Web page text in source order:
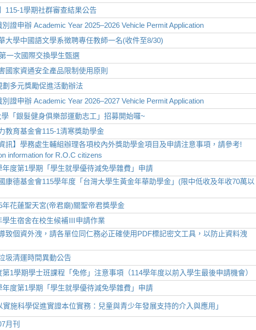
115-1學期社群審查結果公告
證申辦 Academic Year 2025–2026 Vehicle Permit Application
大學中國語文學系徴聘專任教師一名(收件至8/30)
一次國際交換學生甄選
國家資通安全產品限制使用原則
多元獎勵促進活動辦法
證申辦 Academic Year 2026–2027 Vehicle Permit Application
「銀髮健身俱樂部運動志工」招募開始囉~
教育基金會115-1清寒獎助學金
訊】學務處生輔組辦理各項校內外獎助學金項目及申請注意事項，請參考!
information for R.O.C citizens
年度第1學期「學生就學優待減免學雜費」申請
康德基金會115學年度「台灣大學生黃金年華助學金」(限中低收及年收70萬以
年花蓮聖天宮(帝君廟)關聖帝君獎學金
學生宿舍在校生候補Ⅲ申請作業
致個資外洩，請各單位同仁務必正確使用PDF標記密文工具，以防止資料洩
圾清運時間異動公告
第1學期學士班課程「免修」注意事項（114學年度以前入學生最後申請機會）
年度第1學期「學生就學優待減免學雜費」申請
施科學促進實證本位實務：兒童與青少年發展支持的介入與應用」
月刊